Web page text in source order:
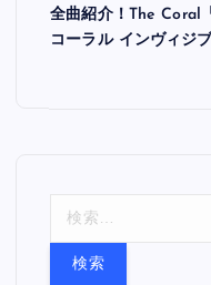
全曲紹介！The Coral
コーラル インヴィジ